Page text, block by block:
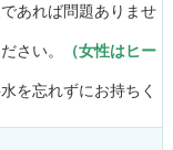
あれば問題ありませ
さい。
（女性はヒー
を忘れずにお持ちく